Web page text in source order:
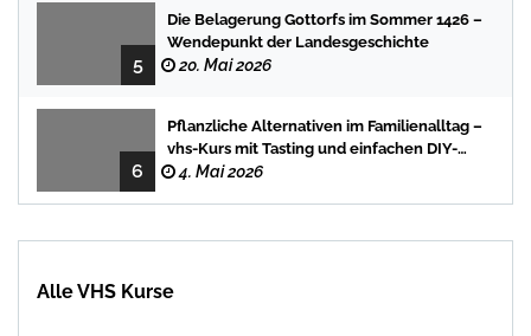
5
Die Belagerung Gottorfs im Sommer 1426 –
Wendepunkt der Landesgeschichte
20. Mai 2026
6
Pflanzliche Alternativen im Familienalltag –
vhs-Kurs mit Tasting und einfachen DIY-
Rezepten
4. Mai 2026
Alle VHS Kurse